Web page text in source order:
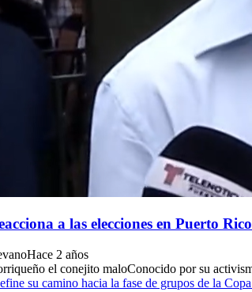
a las elecciones en Puerto
Hace 2 años
el conejito maloConocido por su